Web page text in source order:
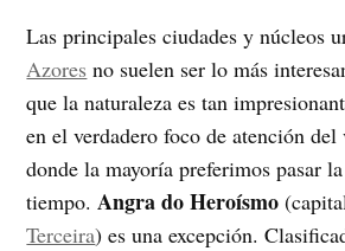
Las principales ciudades y núcleos
Azores no suelen ser lo más
que la naturaleza es tan
en el verdadero foco de atención
donde la mayoría preferimos pasar
tiempo.Angra do Heroísmo
Terceira) es una excepción.